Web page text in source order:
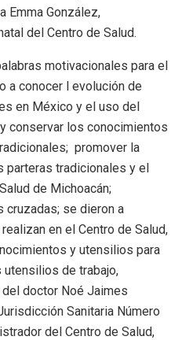
Emma González,
del Centro de Salud.
motivacionales para el
a conocer l evolución de
en México y el uso del
conservar los conocimientos
promover la
parteras tradicionales y el
de Michoacán;
cruzadas; se dieron a
en el Centro de Salud,
y utensilios para
utensilios de trabajo,
doctor Noé Jaimes
Sanitaria Número
del Centro de Salud,